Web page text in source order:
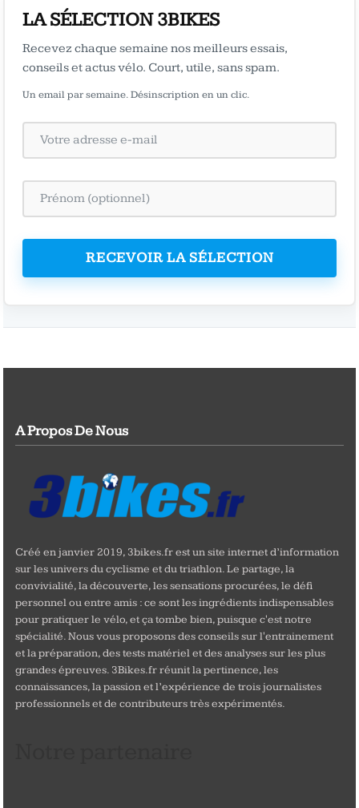
LA SÉLECTION 3BIKES
Recevez chaque semaine nos meilleurs essais,
conseils et actus vélo. Court, utile, sans spam.
Un email par semaine. Désinscription en un clic.
RECEVOIR LA SÉLECTION
A Propos De Nous
Créé en janvier 2019, 3bikes.fr est un site internet d’information
sur les univers du cyclisme et du triathlon. Le partage, la
convivialité, la découverte, les sensations procurées, le défi
personnel ou entre amis : ce sont les ingrédients indispensables
pour pratiquer le vélo, et ça tombe bien, puisque c'est notre
spécialité. Nous vous proposons des conseils sur l'entrainement
et la préparation, des tests matériel et des analyses sur les plus
grandes épreuves. 3Bikes.fr réunit la pertinence, les
connaissances, la passion et l’expérience de trois journalistes
professionnels et de contributeurs très expérimentés.